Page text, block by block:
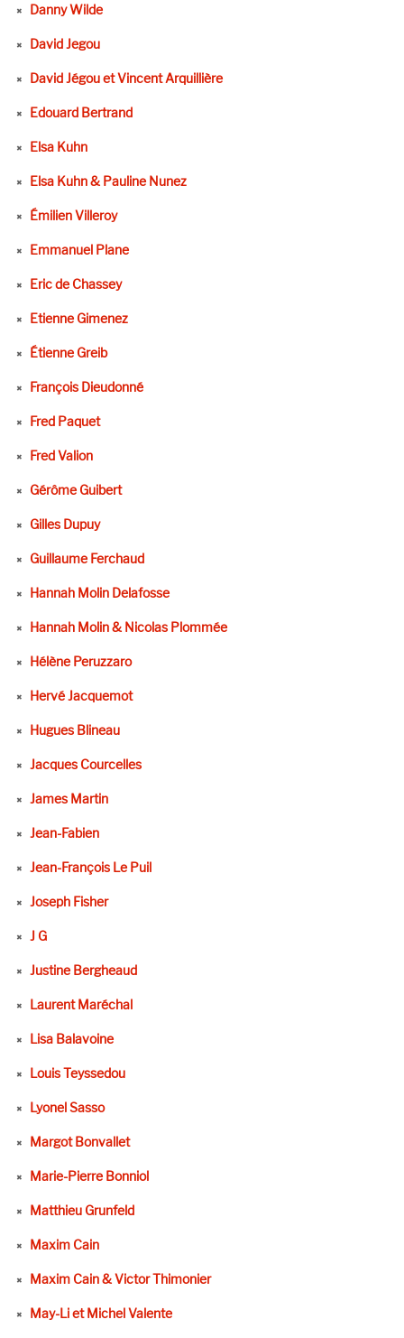
Danny Wilde
David Jegou
David Jégou et Vincent Arquillière
Edouard Bertrand
Elsa Kuhn
Elsa Kuhn & Pauline Nunez
Émilien Villeroy
Emmanuel Plane
Eric de Chassey
Etienne Gimenez
Étienne Greib
François Dieudonné
Fred Paquet
Fred Valion
Gérôme Guibert
Gilles Dupuy
Guillaume Ferchaud
Hannah Molin Delafosse
Hannah Molin & Nicolas Plommée
Hélène Peruzzaro
Hervé Jacquemot
Hugues Blineau
Jacques Courcelles
James Martin
Jean-Fabien
Jean-François Le Puil
Joseph Fisher
J G
Justine Bergheaud
Laurent Maréchal
Lisa Balavoine
Louis Teyssedou
Lyonel Sasso
Margot Bonvallet
Marie-Pierre Bonniol
Matthieu Grunfeld
Maxim Cain
Maxim Cain & Victor Thimonier
May-Li et Michel Valente